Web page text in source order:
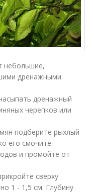
небольшие,
дренажными
дренажный
черепков или
подберите рыхлый
его смочите.
и промойте от
сверху
1 - 1,5 см. Глубину